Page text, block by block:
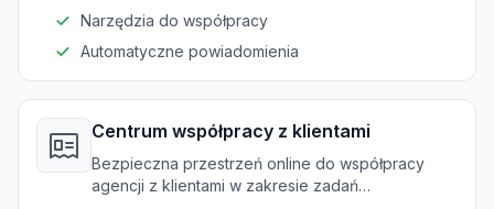
Narzędzia do współpracy
Automatyczne powiadomienia
Centrum współpracy z klientami
Bezpieczna przestrzeń online do współpracy
agencji z klientami w zakresie zadań